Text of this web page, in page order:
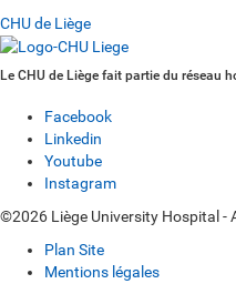
CHU de Liège
Le CHU de Liège fait partie du réseau
Facebook
Linkedin
Youtube
Instagram
©2026 Liège University Hospital -
Plan Site
Mentions légales